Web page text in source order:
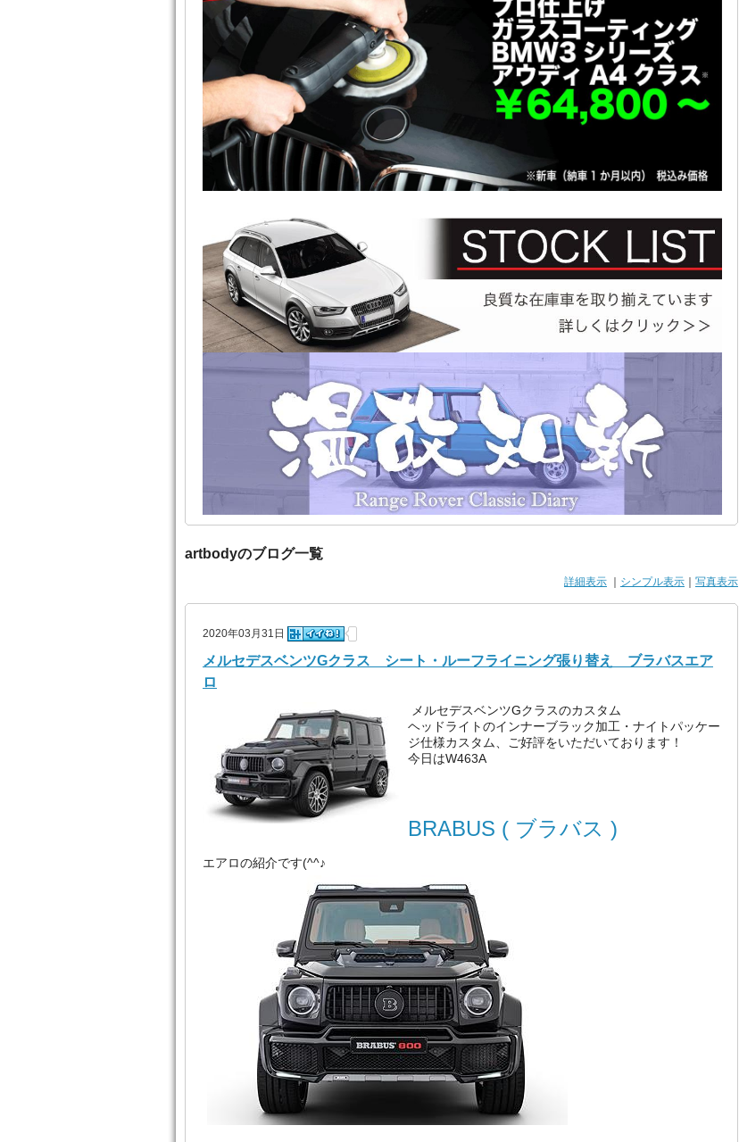
artbodyのブログ一覧
詳細表示 シンプル表示 写真表示
2020年03月31日
メルセデスベンツGクラス シート・ルーフライニング張り替え ブラバスエア
ロ
メルセデスベンツGクラスのカスタム
ヘッドライトのインナーブラック加工・ナイトパッケー
ジ仕様カスタム、ご好評をいただいております！
今日はW463A
BRABUS ( ブラバス )
エアロの紹介です(^^♪